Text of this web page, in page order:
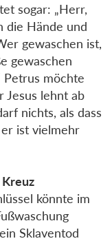
sogar: „Herr,
die Hände und
gewaschen ist,
gewaschen
Petrus möchte
Jesus lehnt ab
nichts, als dass
ist vielmehr
könnte im
Sklaventod